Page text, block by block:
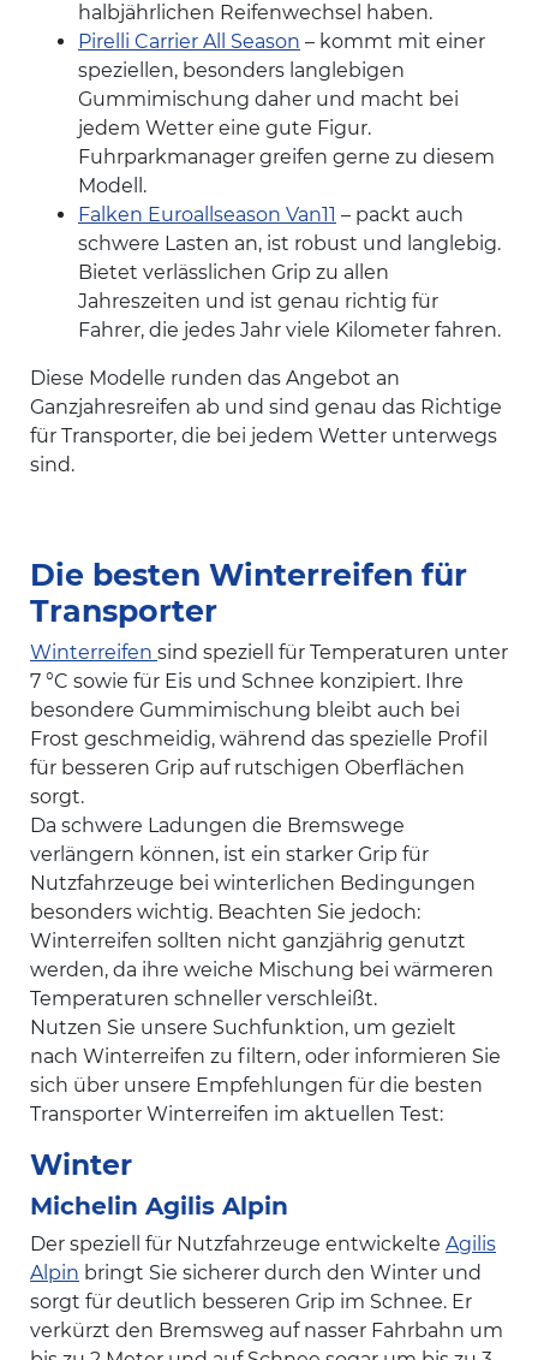
halbjährlichen Reifenwechsel haben.
Pirelli Carrier All Season – kommt mit einer
speziellen, besonders langlebigen
Gummimischung daher und macht bei
jedem Wetter eine gute Figur.
Fuhrparkmanager greifen gerne zu diesem
Modell.
Falken Euroallseason Van11 – packt auch
schwere Lasten an, ist robust und langlebig.
Bietet verlässlichen Grip zu allen
Jahreszeiten und ist genau richtig für
Fahrer, die jedes Jahr viele Kilometer fahren.
Diese Modelle runden das Angebot an
Ganzjahresreifen ab und sind genau das Richtige
für Transporter, die bei jedem Wetter unterwegs
sind.
Die besten Winterreifen für
Transporter
Winterreifen sind speziell für Temperaturen unter
7 °C sowie für Eis und Schnee konzipiert. Ihre
besondere Gummimischung bleibt auch bei
Frost geschmeidig, während das spezielle Profil
für besseren Grip auf rutschigen Oberflächen
sorgt.
Da schwere Ladungen die Bremswege
verlängern können, ist ein starker Grip für
Nutzfahrzeuge bei winterlichen Bedingungen
besonders wichtig. Beachten Sie jedoch:
Winterreifen sollten nicht ganzjährig genutzt
werden, da ihre weiche Mischung bei wärmeren
Temperaturen schneller verschleißt.
Nutzen Sie unsere Suchfunktion, um gezielt
nach Winterreifen zu filtern, oder informieren Sie
sich über unsere Empfehlungen für die besten
Transporter Winterreifen im aktuellen Test:
Winter
Michelin Agilis Alpin
Der speziell für Nutzfahrzeuge entwickelte Agilis
Alpin bringt Sie sicherer durch den Winter und
sorgt für deutlich besseren Grip im Schnee. Er
verkürzt den Bremsweg auf nasser Fahrbahn um